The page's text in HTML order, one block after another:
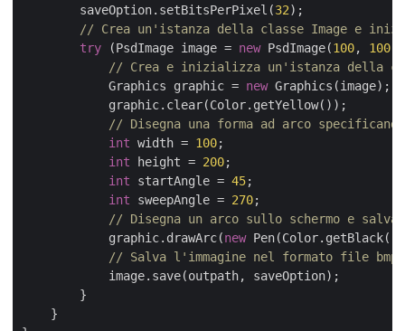
        saveOption.setBitsPerPixel(
32);
// Crea un'istanza della classe Image e
try (PsdImage image = new PsdImage(100, 100
// Crea e inizializza un'istanza della
            Graphics graphic =
new Graphics(image);
            graphic.clear(Color.getYellow());
// Disegna una forma ad arco
int width = 100;
int height = 200;
int startAngle = 45;
int sweepAngle = 270;
// Disegna un arco sullo schermo e
            graphic.drawArc(
new
// Salva l'immagine nel formato file bmp.
            image.save(outpath, saveOption);
        }
    }